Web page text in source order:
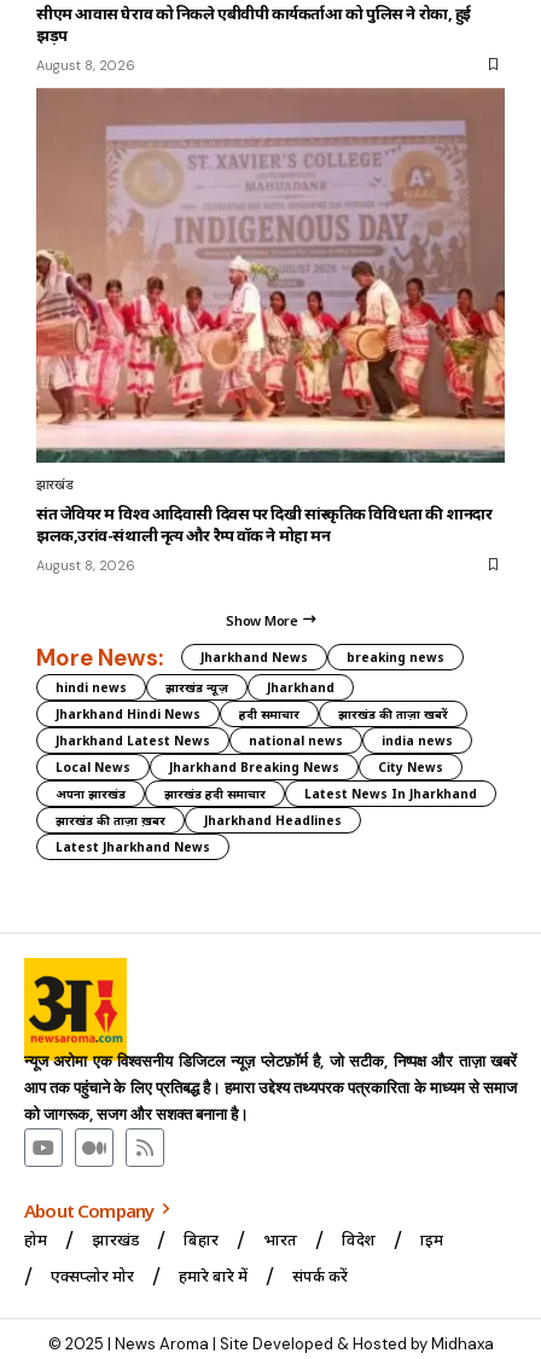
सीएम आवास घेराव को निकले एबीवीपी कार्यकर्ताओं को पुलिस ने रोका, हुई
झड़प
August 8, 2026
झारखंड
संत जेवियर में विश्व आदिवासी दिवस पर दिखी सांस्कृतिक विविधता की शानदार
झलक,उरांव-संथाली नृत्य और रैम्प वॉक ने मोहा मन
August 8, 2026
Show More
More News: Jharkhand News
breaking news
hindi news
झारखंड न्यूज़
Jharkhand
Jharkhand Hindi News
हिंदी समाचार
झारखंड की ताज़ा खबरें
Jharkhand Latest News
national news
india news
Local News
Jharkhand Breaking News
City News
अपना झारखंड
झारखंड हिंदी समाचार
Latest News In Jharkhand
झारखंड की ताज़ा ख़बर
Jharkhand Headlines
Latest Jharkhand News
न्यूज अरोमा एक विश्वसनीय डिजिटल न्यूज़ प्लेटफ़ॉर्म है, जो सटीक, निष्पक्ष और ताज़ा खबरें
आप तक पहुंचाने के लिए प्रतिबद्ध है। हमारा उद्देश्य तथ्यपरक पत्रकारिता के माध्यम से समाज
को जागरूक, सजग और सशक्त बनाना है।
About Company
होम झारखंड बिहार भारत विदेश
क्राइम
एक्सप्लोर मोर
हमारे बारे में संपर्क करें
© 2025 | News Aroma | Site Developed & Hosted by Midhaxa